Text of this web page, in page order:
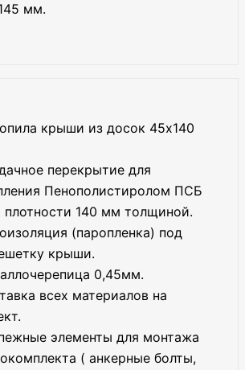
мм.
крыши из досок 45х140
перекрытие для
Пенополистиролом ПСБ
плотности 140 мм толщиной.
(паропленка) под
крыши.
0,45мм.
всех материалов на
элементы для монтажа
( анкерные болты,